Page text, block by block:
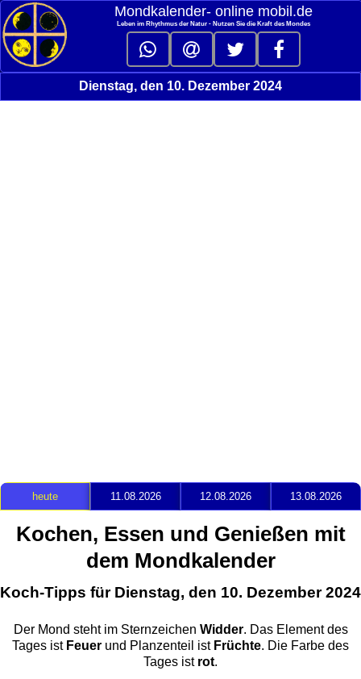
Mondkalender‑ online mobil.de
Leben im Rhythmus der Natur - Nutzen Sie die Kraft des Mondes
Dienstag, den 10. Dezember 2024
heute 11.08.2026 12.08.2026 13.08.2026
Kochen, Essen und Genießen mit
dem Mondkalender
Koch-Tipps für Dienstag, den 10. Dezember 2024
Der Mond steht im Sternzeichen Widder. Das Element des
Tages ist Feuer und Planzenteil ist Früchte. Die Farbe des
Tages ist rot.